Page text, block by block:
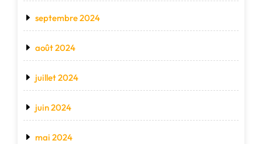
septembre 2024
août 2024
juillet 2024
juin 2024
mai 2024